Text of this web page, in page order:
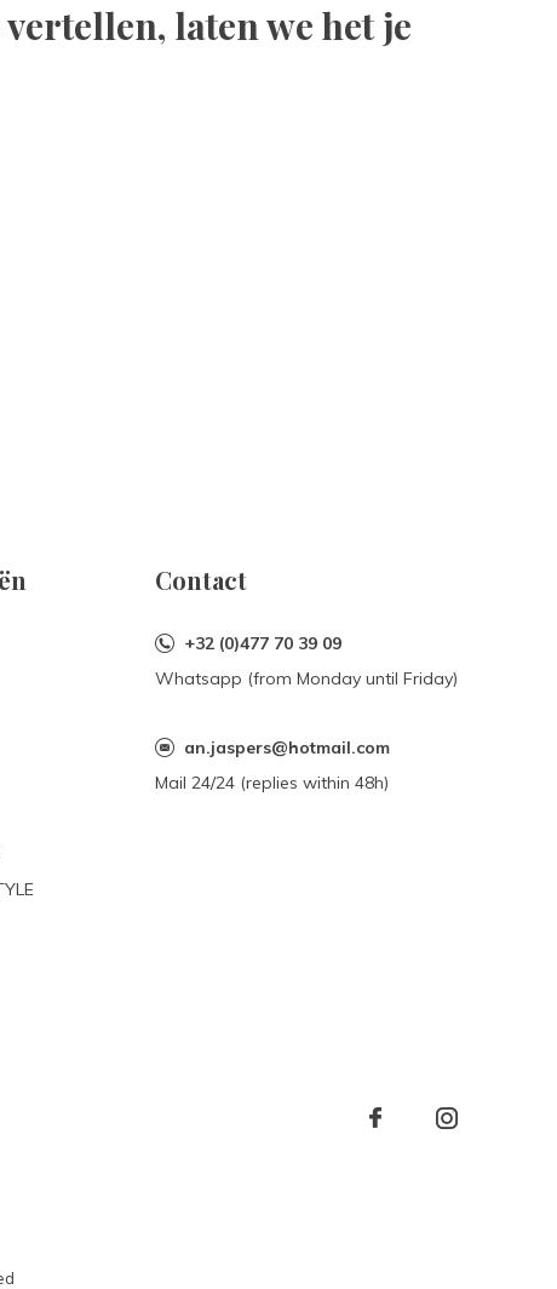
laten we het je
Contact
+32 (0)477 70 39 09
Whatsapp (from Monday until Friday)
an.jaspers@hotmail.com
Mail 24/24 (replies within 48h)